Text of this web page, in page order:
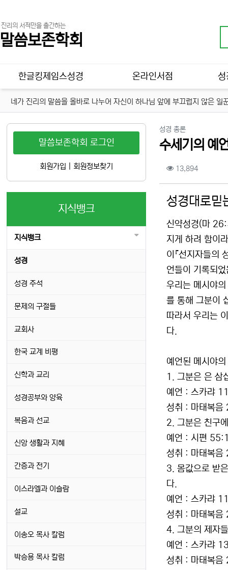
진리의 서적만을 출간하는
말씀보존학회
메인 메뉴
한글킹제임스성경 온라인서점 성
네가 진리의 말씀을 올바로 나누어 자신이 하나님 앞에 부끄럽지 않은
성경 총론분류
수세기의 예
컨텐츠 정보
13,894조회
성경대로믿
신약성경(마
지게 하려 함이라
이『선지자들의
언들이 기록되
우리는 메시야
를 통해 그분이
따라서 우리는
다.
예언된 메시야
1. 그분은 은 삼
예언 : 스카랴
성취 : 마태복
2. 그분은 친구
예언 : 시편
성취 : 마태복
3. 몸값으로 받
다.
예언 : 스카랴
성취 : 마태복
4. 그분의 제자
예언 : 스카랴
성취 : 마태복
말씀보존학회 로그인
회원가입 회원정보찾기
지식뱅크
지식뱅크
성경
성경 주석
문제의 구절들
교회사
한국 교계 비평
신학과 교리
성경공부와 양육
복음과 선교
신앙 생활과 지혜
간증과 전기
이스라엘과 이슬람
설교
이송오 목사 칼럼
박승용 목사 칼럼